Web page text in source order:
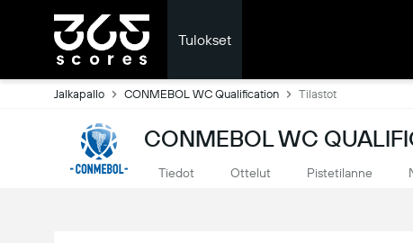
Tulokset
Jalkapallo CONMEBOL WC Qualification Tilastot
CONMEBOL WC
Tiedot Ottelut Pistetilanne